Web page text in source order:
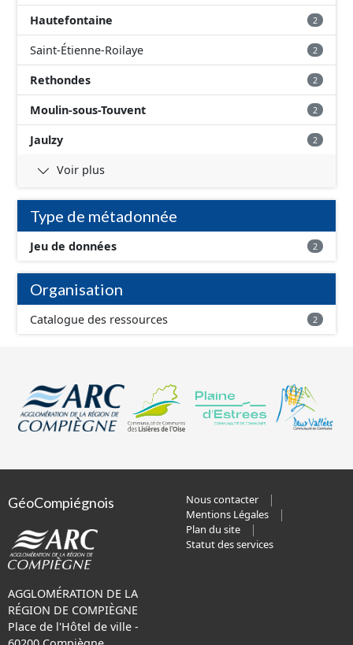
Hautefontaine 2
Saint-Étienne-Roilaye 2
Rethondes 2
Moulin-sous-Touvent 2
Jaulzy 2
Voir plus
Type de métadonnée
Jeu de données 2
Organisation
Catalogue des ressources 2
GéoCompiégnois
AGGLOMÉRATION DE LA
RÉGION DE COMPIÈGNE
Place de l'Hôtel de ville -
Nous contacter
Mentions Légales
Plan du site
Statut des services